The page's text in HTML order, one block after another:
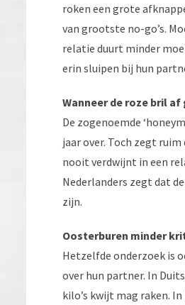
roken een grote
van grootste no-go’s.
relatie duurt minder
erin sluipen bij hun
Wanneer de roze bril af
De zogenoemde
jaar over. Toch zegt
nooit verdwijnt in een
Nederlanders zegt dat
zijn.
Oosterburen minder
Hetzelfde onderzoek is
over hun partner. In
kilo’s kwijt mag raken.